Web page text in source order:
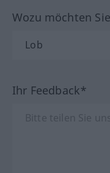
Wozu möchten
Ihr Feedback*